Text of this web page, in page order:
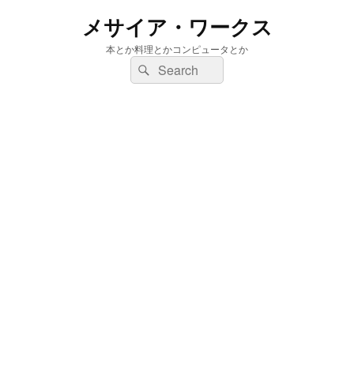
メサイア・ワークス
本とか料理とかコンピュータとか
検
索:
検
索